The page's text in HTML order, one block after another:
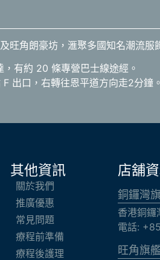
旺角朗豪坊，滙聚多國知名潮流
有約 20 條專營巴士線途經。
出口，右轉往恩平道方向走2分鐘
其他資訊
關於我們
推廣優惠
常見問題
療程前準備
療程後護理
店舖
銅鑼灣
香港銅
電話:
旺角旗